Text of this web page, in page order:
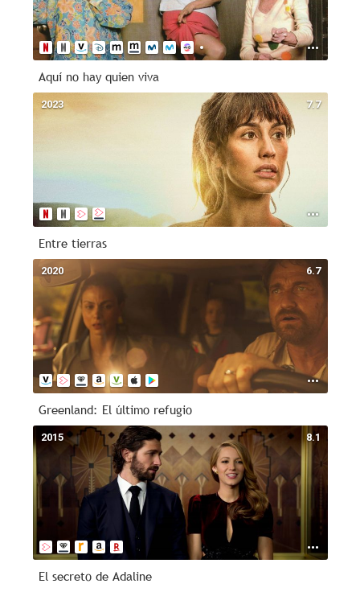
Aquí no hay quien viva
7.7
2023
Entre tierras
6.7
2020
Greenland: El último refugio
8.1
2015
El secreto de Adaline